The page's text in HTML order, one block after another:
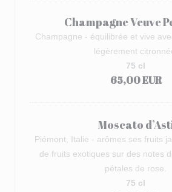
Champagne Veuve
Champagne - équilibrée et vive
légèrement
65,00 EUR
75 cl
Moscato
Piémont, Italie - arômes ses fruits
de fruits exotiques sur des notes
pétales de rose.
75 cl